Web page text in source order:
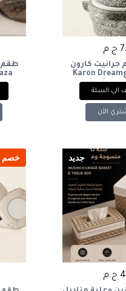
كارون
دريم 6قطعKaron Dream
granite food
الى السلة
الآن
جديد خصم